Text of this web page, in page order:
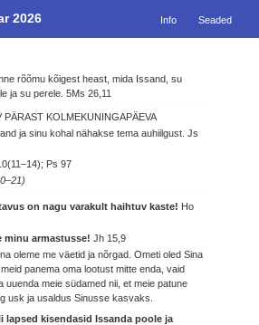
2026 Info Seaded
rõõmu kõigest heast, mida Issand, su
ja su perele.5Ms 26,11
PÄRAST KOLMEKUNINGAPÄEVA
ja sinu kohal nähakse tema auhiilgust.Js
Ps 97
on nagu varakult haihtuv kaste! Ho
minu armastusse!Jh 15,9
oleme me väetid ja nõrgad. Ometi oled Sina
panema oma lootust mitte enda, vaid
uuenda meie südamed nii, et meie patune
usk ja usaldus Sinusse kasvaks.
lapsed kisendasid Issanda poole ja